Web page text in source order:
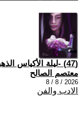
(47) -ليلة الأكياس الذهبية- سيرة سطو صنع الأساطير
معتصم الصالح
2026 / 8 / 8
الادب والفن